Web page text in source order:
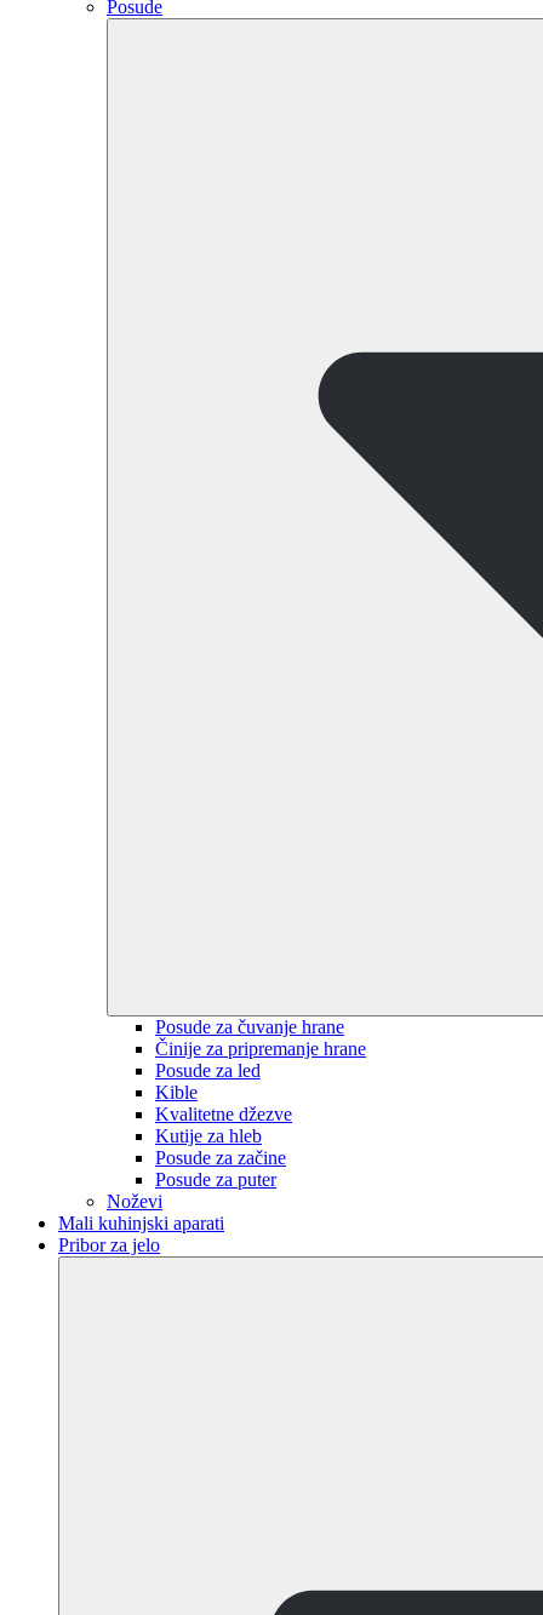
Posude
Posude za čuvanje hrane
Činije za pripremanje hrane
Posude za led
Kible
Kvalitetne džezve
Kutije za hleb
Posude za začine
Posude za puter
Noževi
Mali kuhinjski aparati
Pribor za jelo